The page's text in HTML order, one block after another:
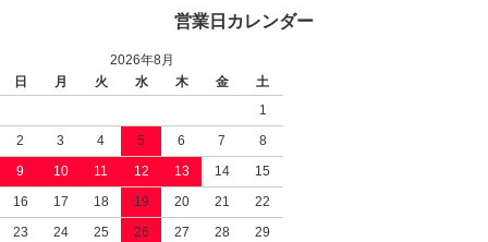
営業日カレンダー
2026年8月
日
月 火 水 木 金
土
1
2
3 4 5 6 7
8
9
10 11 12 13 14
15
16
17 18 19 20 21
22
23
24 25 26 27 28
29